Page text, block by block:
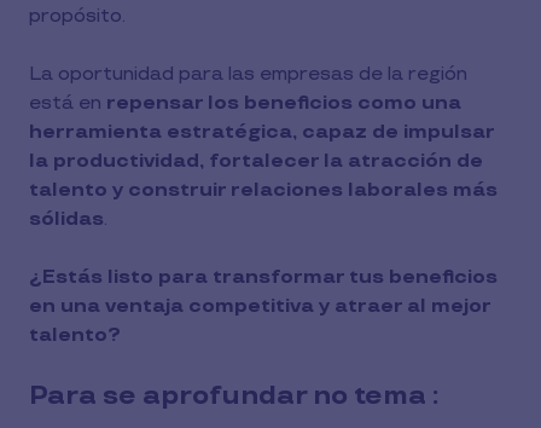
propósito.
La oportunidad para las empresas de la región
está en repensar los beneficios como una
herramienta estratégica, capaz de impulsar
la productividad, fortalecer la atracción de
talento y construir relaciones laborales más
sólidas.
¿Estás listo para transformar tus beneficios
en una ventaja competitiva y atraer al mejor
talento?
Para se aprofundar no tema :